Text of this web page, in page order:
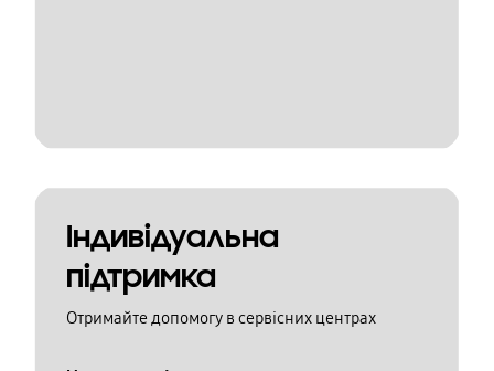
Індивідуальна
підтримка
Отримайте допомогу в сервісних центрах